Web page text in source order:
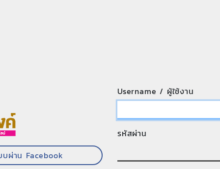
บผ่าน Facebook
Username / ผู้ใช้งาน
รหัสผ่าน